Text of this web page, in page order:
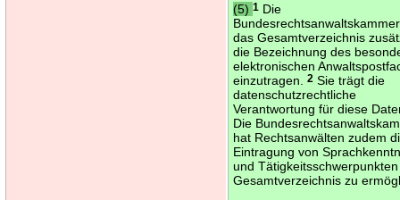
(5)1 Die
das Gesamtverzeichnis
die Bezeichnung des
elektronischen
einzutragen.2 Sie trägt die
datenschutzrechtliche
Verantwortung für diese
Die
hat Rechtsanwälten zudem
Eintragung von
und
Gesamtverzeichnis zu